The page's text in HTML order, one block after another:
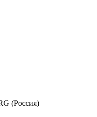
(Россия)